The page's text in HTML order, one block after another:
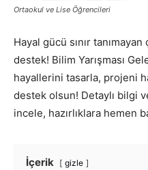
Ortaokul ve Lise Öğrencileri
Hayal gücü sınır
destek! Bilim Yarışması
hayallerini tasarla, projeni
destek olsun! Detaylı bilgi
incele, hazırlıklara hemen
İçerik gizle